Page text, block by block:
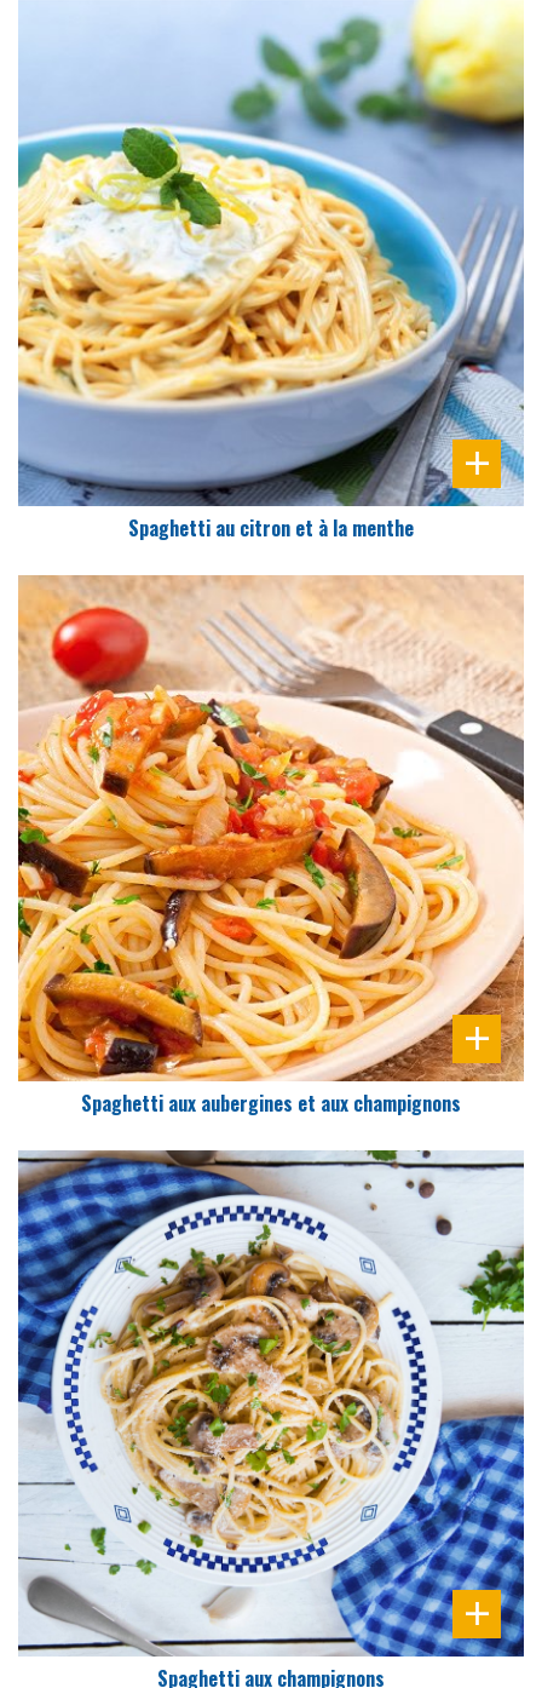
DIFFICULTÉ
PRÉPARATION
15 Min
Spaghetti au citron et à la menthe
DIFFICULTÉ
PRÉPARATION
45 Min
Spaghetti aux aubergines et aux champignons
DIFFICULTÉ
PRÉPARATION
15 Min
Spaghetti aux champignons